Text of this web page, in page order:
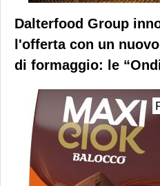
Dalterfood Group
l'offerta con un
di formaggio: le